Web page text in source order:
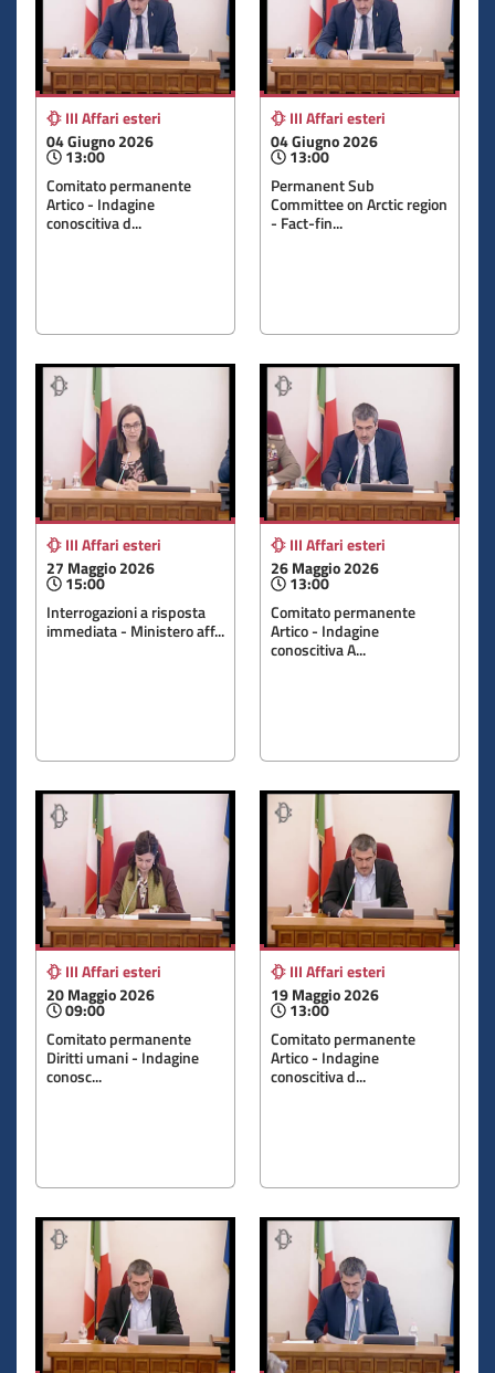
III Affari esteri
04 Giugno 2026
13:00
Comitato permanente
Artico - Indagine
conoscitiva d...
III Affari esteri
04 Giugno 2026
13:00
Permanent Sub
Committee on Arctic region
- Fact-fin...
III Affari esteri
27 Maggio 2026
15:00
Interrogazioni a risposta
immediata - Ministero aff...
III Affari esteri
26 Maggio 2026
13:00
Comitato permanente
Artico - Indagine
conoscitiva A...
III Affari esteri
20 Maggio 2026
09:00
Comitato permanente
Diritti umani - Indagine
conosc...
III Affari esteri
19 Maggio 2026
13:00
Comitato permanente
Artico - Indagine
conoscitiva d...